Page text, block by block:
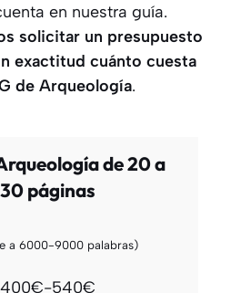
en nuestra guía.
solicitar un presupuesto
exactitud cuánto cuesta
de Arqueología.
de 20 a
30 páginas
a 6000-9000 palabras)
400€-540€